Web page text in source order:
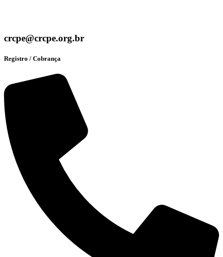
crcpe@crcpe.org.br
Registro / Cobrança